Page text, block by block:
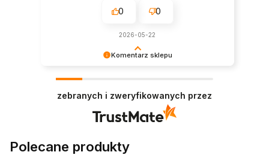
Komentarz sklepu
jak Ty. Z pozdrowieniami, obsługa sklepu.
0 0
2026-05-22
zebranych i zweryfikowanych przez
Polecane produkty